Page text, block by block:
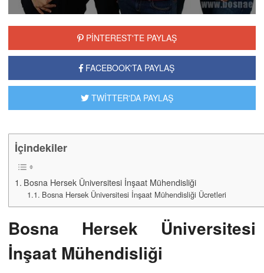
PİNTEREST'TE PAYLAŞ
FACEBOOK'TA PAYLAŞ
TWİTTER'DA PAYLAŞ
İçindekiler
Bosna Hersek Üniversitesi İnşaat Mühendisliği
Bosna Hersek Üniversitesi İnşaat Mühendisliği Ücretleri
Bosna Hersek Üniversitesi
İnşaat Mühendisliği